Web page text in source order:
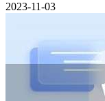
2023-11-03